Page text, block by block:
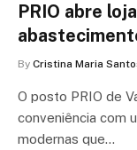
PRIO abre
By Cristina Maria
O posto PRIO de
conveniência com
modernas que…